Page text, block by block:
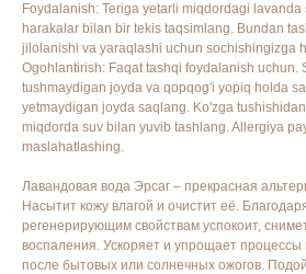
Foydalanish: Teriga yetarli miqdordagi
harakalar bilan bir tekis taqsimlang. Bundan
jilolanishi va yaraqlashi uchun sochishingizga
Ogohlantirish: Faqat tashqi foydalanish uchun.
tushmaydigan joyda va qopqog'i yopiq holda
yetmaydigan joyda saqlang. Ko'zga
miqdorda suv bilan yuvib tashlang. Allergiya
maslahatlashing.
Лавандовая вода Эрсаг – прекрасная
Насытит кожу влагой и очистит её.
регенерирующим свойствам успокоит,
воспаления. Ускоряет и упрощает процессы
после бытовых или солнечных ожогов.